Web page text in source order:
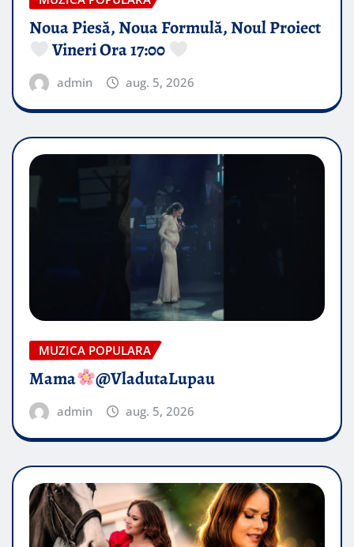
Noua Piesă, Noua Formulă, Noul Proiect
Vineri Ora 17:00
admin aug. 5, 2026
MUZICA POPULARA
Mama @VladutaLupau
admin aug. 5, 2026